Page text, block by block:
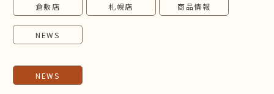
倉敷店 札幌店 商品情報
NEWS
NEWS